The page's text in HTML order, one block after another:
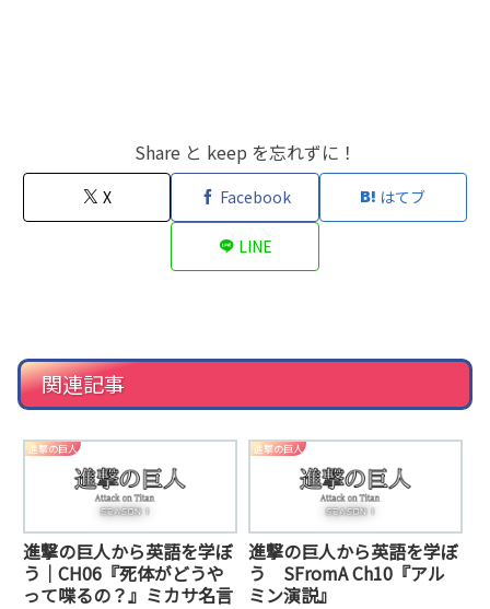
Share と keep を忘れずに！
X Facebook はてブ
LINE
関連記事
進撃の巨人
進撃の巨人から英語を学ぼ
う｜CH06『死体がどうや
って喋るの？』ミカサ名言
進撃の巨人
進撃の巨人から英語を学ぼ
う SFromA Ch10『アル
ミン演説』